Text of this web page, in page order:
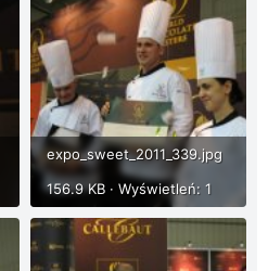
expo_sweet_2011_339.jpg
156.9 KB · Wyświetleń: 1